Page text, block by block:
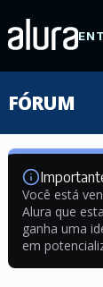
FÓRUM
Você está
Alura que
ganha uma
em